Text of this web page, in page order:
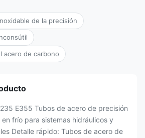
de la precisión
acero de carbono
E355 Tubos de acero de precisión
frío para sistemas hidráulicos y
Detalle rápido: Tubos de acero de